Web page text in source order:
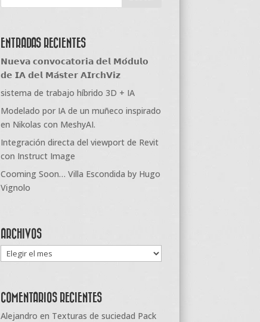
ENTRADAS RECIENTES
𝗡𝘂𝗲𝘃𝗮 𝗰𝗼𝗻𝘃𝗼𝗰𝗮𝘁𝗼𝗿𝗶𝗮 𝗱𝗲𝗹 𝗠𝗼́𝗱𝘂𝗹𝗼
𝗱𝗲 𝗜𝗔 𝗱𝗲𝗹 𝗠𝗮́𝘀𝘁𝗲𝗿 𝗔𝗜𝗿𝗰𝗵𝗩𝗶𝘇
sistema de trabajo híbrido 3D + IA
Modelado por IA de un muñeco inspirado
en Nikolas con MeshyAI.
Integración directa del viewport de Revit
con Instruct Image
Cooming Soon… Villa Escondida by Hugo
Vignolo
ARCHIVOS
Archivos
COMENTARIOS RECIENTES
Alejandro en Texturas de suciedad Pack